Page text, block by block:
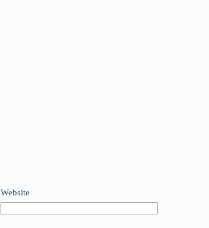
Website